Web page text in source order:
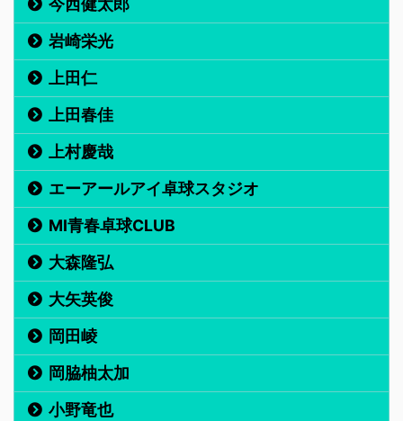
今西健太郎
岩崎栄光
上田仁
上田春佳
上村慶哉
エーアールアイ卓球スタジオ
MI青春卓球CLUB
大森隆弘
大矢英俊
岡田崚
岡脇柚太加
小野竜也